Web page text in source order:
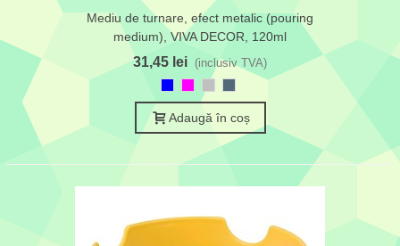
Mediu de turnare, efect metalic (pouring
medium), VIVA DECOR, 120ml
31,45 lei (inclusiv TVA)
silvermetal
Adaugă în coș